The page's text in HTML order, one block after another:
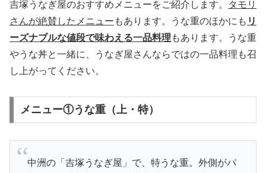
吉塚うなぎ屋のおすすめメニューをご紹介します。
タモリ
さんが絶賛したメニュー もあります。うな重のほかにも リ
ーズナブルな値段で味わえる一品料理 もあります。うな重
やうな丼と一緒に、うなぎ屋さんならではの一品料理も召
し上がってください。
メニュー①うな重（上・特）
中洲の「吉塚うなぎ屋」で、特うな重。外側がパ